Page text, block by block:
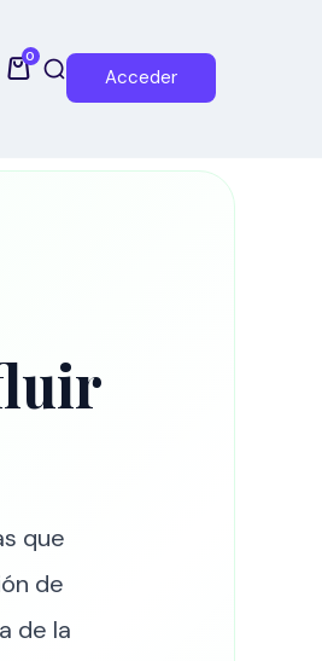
0
Acceder
que
de
de la